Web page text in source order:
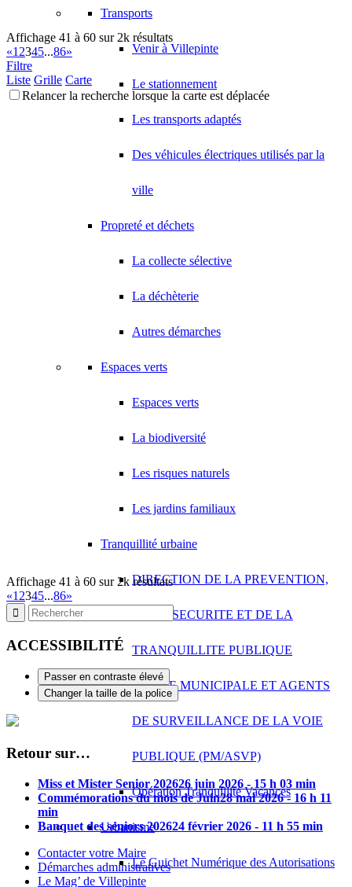
Transports
Venir à Villepinte
Le stationnement
Les transports adaptés
Des véhicules électriques utilisés par la
ville
Propreté et déchets
La collecte sélective
La déchèterie
Autres démarches
Espaces verts
Espaces verts
La biodiversité
Les risques naturels
Les jardins familiaux
Tranquillité urbaine
DIRECTION DE LA PREVENTION,
DE LA SECURITE ET DE LA
TRANQUILLITE PUBLIQUE
POLICE MUNICIPALE ET AGENTS
DE SURVEILLANCE DE LA VOIE
PUBLIQUE (PM/ASVP)
Opération Tranquillité Vacances
Urbanisme
Le Guichet Numérique des Autorisations
Affichage 41 à 60 sur 2k résultats
«1 2345...86»
Filtre
Liste Grille Carte
Relancer la recherche lorsque la carte est déplacée
Affichage 41 à 60 sur 2k résultats
«1 2345...86»
ACCESSIBILITÉ
Passer en contraste élevé
Changer la taille de la police
Retour sur…
Miss et Mister Senior 202626 juin 2026 - 15 h 03 min
Commémorations du mois de Juin28 mai 2026 - 16 h 11
min
Banquet des séniors 202624 février 2026 - 11 h 55 min
Contacter votre Maire
Démarches administratives
Le Mag’ de Villepinte